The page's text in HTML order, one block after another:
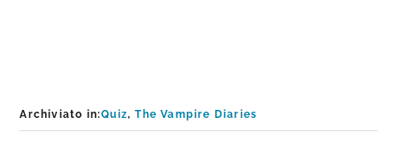
Archiviato in:Quiz,The Vampire Diaries